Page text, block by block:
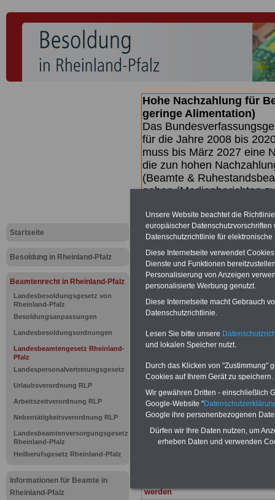
Startseite
Besoldung in Rheinland-Pfalz
Beamtenrecht in Rheinland-Pfalz
Landesbesoldungsgesetz von
Rheinland-Pfalz
Besoldungsanpassungen
Landesbesoldungsordnungen
Landesbeamtengesetz Rheinland-
Pfalz
Landespersonalvertretungsgesetz
Urlaubsverordnung RLP
Arbeitszeitverordnung RLP
Nebentätigkeitsverordnung RLP
Landesbeamtenversorgungsgesetz
Rheinland-Pfalz
Heilberufsgesetz Rheinland-Pfalz
Informationen für Beamte in
Rheinland-Pfalz
Hohe Nachzahlung für
geringe Alimentation)
Das
für die Jahre 2008 bis
muss bis März 2027 eine
die zun hohen
(Beamte &
geben (Medienberichten
hierzu eine Broschüre
des Gesetzentwurfs der
(wahrscheinlich im
Broschüre.
Rheinland-
Nichtigkeit
BEHÖRDEN-ABOmit 3 Ratgebern
22,50 Euro: Wissenswertes für
und Beamte,
(Bund/Länder) sowie Beihilferecht in
Ländern. Alle drei Ratgeber sind
gegliedert und erläutern auch
Sachverhalte verständlich (auch für
werden
Unsere Website beachtet die
europäischer
Datenschutzrichtlinie für
Diese Internetseite verwendet
Dienste und Funktionen
Personalisierung von Anzeigen
personalisierte Werbung genutzt.
Diese Internetseite macht Gebrauch
Datenschutzrichtlinie.
Lesen Sie bitte unsere
und lokalen Speicher nutzt.
Durch das Klicken von "Zustimmung"
Cookies auf Ihrem Gerät zu speichern.
Wir gewähren Dritten - einschließlich
Google-Website "
Google ihre personenbezogenen
Dürfen wir Ihre Daten nutzen, um
erheben Daten und verwenden